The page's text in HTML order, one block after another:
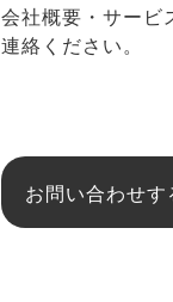
会社概要・サービ
連絡ください。
お問い合わせす